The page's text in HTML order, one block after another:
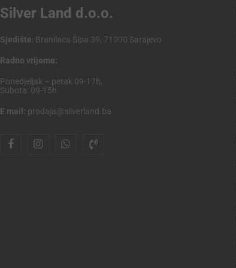
Silver Land d.o.o.
Sjedište: Branilaca Šipa 39, 71000 Sarajevo
Radno vrijeme:
Ponedjeljak – petak 09-17h,
Subota: 09-15h
E mail: prodaja@silverland.ba